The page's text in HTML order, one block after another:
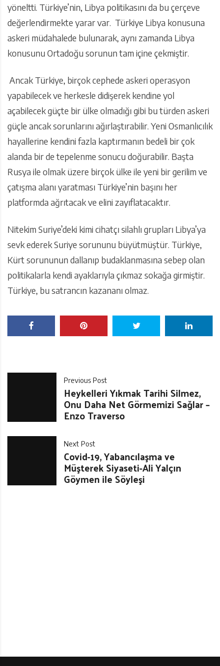
yöneltti. Türkiye’nin, Libya politikasını da bu çerçeve
değerlendirmekte yarar var. Türkiye Libya konusuna
askeri müdahalede bulunarak, aynı zamanda Libya
konusunu Ortadoğu sorunun tam içine çekmiştir.
Ancak Türkiye, birçok cephede askeri operasyon
yapabilecek ve herkesle didişerek kendine yol
açabilecek güçte bir ülke olmadığı gibi bu türden askeri
güçle ancak sorunlarını ağırlaştırabilir. Yeni Osmanlıcılık
hayallerine kendini fazla kaptırmanın bedeli bir çok
alanda bir de tepelenme sonucu doğurabilir. Başta
Rusya ile olmak üzere birçok ülke ile yeni bir gerilim ve
çatışma alanı yaratması Türkiye’nin başını her
platformda ağrıtacak ve elini zayıflatacaktır.
Nitekim Suriye’deki kimi cihatçı silahlı grupları Libya’ya
sevk ederek Suriye sorununu büyütmüştür. Türkiye,
Kürt sorununun dallanıp budaklanmasına sebep olan
politikalarla kendi ayaklarıyla çıkmaz sokağa girmiştir.
Türkiye, bu satrancın kazananı olmaz.
Previous Post
Heykelleri Yıkmak Tarihi Silmez,
Onu Daha Net Görmemizi Sağlar –
Enzo Traverso
Next Post
Covid-19, Yabancılaşma ve
Müşterek Siyaseti-Ali Yalçın
Göymen ile Söyleşi